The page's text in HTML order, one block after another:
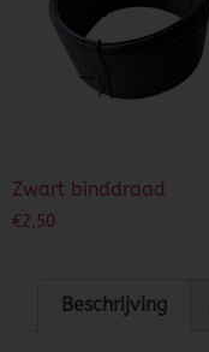
Zwart binddraad
€2,50
Beschrijving